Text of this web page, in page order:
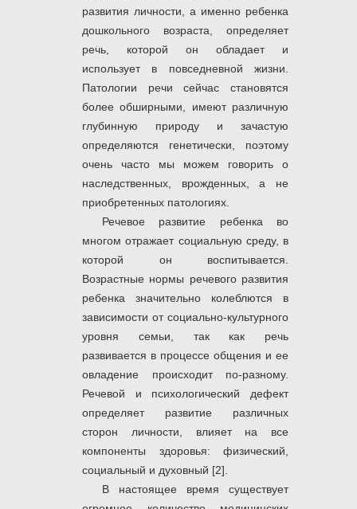
развития личности, а именно ребенка
дошкольного возраста, определяет
речь, которой он обладает и
использует в повседневной жизни.
Патологии речи сейчас становятся
более обширными, имеют различную
глубинную природу и зачастую
определяются генетически, поэтому
очень часто мы можем говорить о
наследственных, врожденных, а не
приобретенных патологиях.
Речевое развитие ребенка во
многом отражает социальную среду, в
которой он воспитывается.
Возрастные нормы речевого развития
ребенка значительно колеблются в
зависимости от социально-культурного
уровня семьи, так как речь
развивается в процессе общения и ее
овладение происходит по-разному.
Речевой и психологический дефект
определяет развитие различных
сторон личности, влияет на все
компоненты здоровья: физический,
социальный и духовный [2].
В настоящее время существует